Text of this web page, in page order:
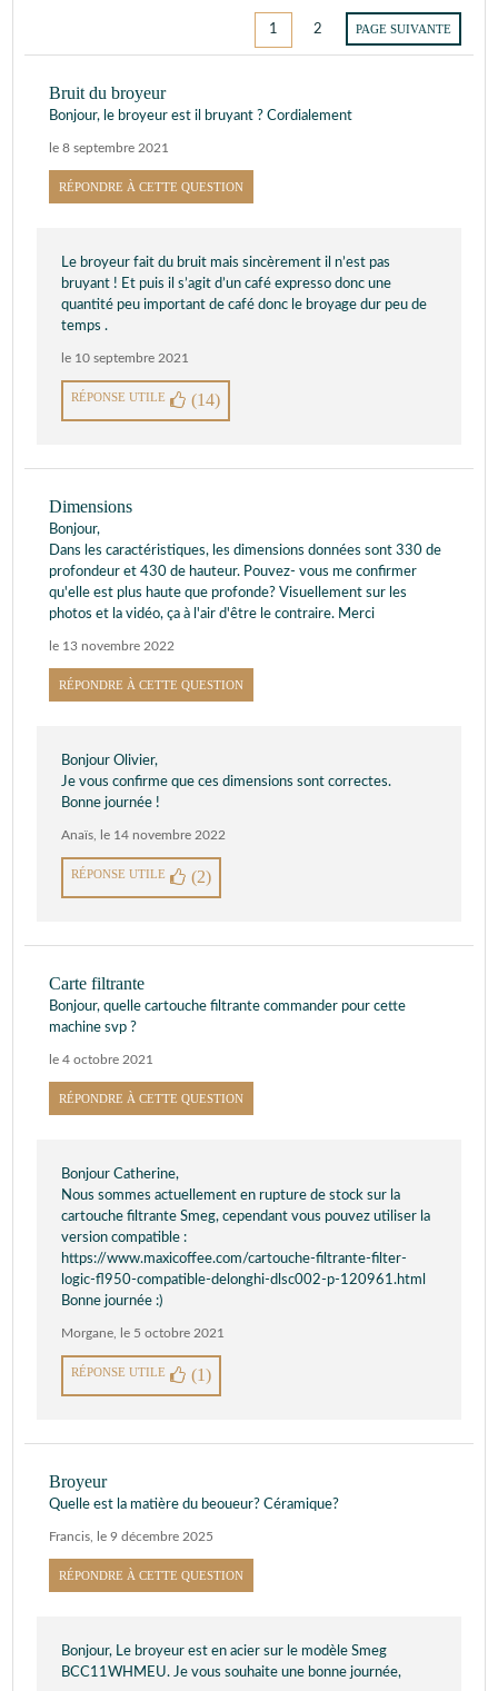
1 2 PAGE SUIVANTE
Bruit du broyeur
Bonjour, le broyeur est il bruyant ? Cordialement
le 8 septembre 2021
RÉPONDRE À CETTE QUESTION
Le broyeur fait du bruit mais sincèrement il n’est pas
bruyant ! Et puis il s’agit d’un café expresso donc une
quantité peu important de café donc le broyage dur peu de
temps .
le 10 septembre 2021
RÉPONSE UTILE (14)
Dimensions
Bonjour,
Dans les caractéristiques, les dimensions données sont 330 de
profondeur et 430 de hauteur. Pouvez- vous me confirmer
qu'elle est plus haute que profonde? Visuellement sur les
photos et la vidéo, ça à l'air d'être le contraire. Merci
le 13 novembre 2022
RÉPONDRE À CETTE QUESTION
Bonjour Olivier,
Je vous confirme que ces dimensions sont correctes.
Bonne journée !
Anaïs le 14 novembre 2022
RÉPONSE UTILE (2)
Carte filtrante
Bonjour, quelle cartouche filtrante commander pour cette
machine svp ?
le 4 octobre 2021
RÉPONDRE À CETTE QUESTION
Bonjour Catherine,
Nous sommes actuellement en rupture de stock sur la
cartouche filtrante Smeg, cependant vous pouvez utiliser la
version compatible :
https://www.maxicoffee.com/cartouche-filtrante-filter-
logic-fl950-compatible-delonghi-dlsc002-p-120961.html
Bonne journée :)
Morgane le 5 octobre 2021
RÉPONSE UTILE (1)
Broyeur
Quelle est la matière du beoueur? Céramique?
Francis le 9 décembre 2025
RÉPONDRE À CETTE QUESTION
Bonjour, Le broyeur est en acier sur le modèle Smeg
BCC11WHMEU. Je vous souhaite une bonne journée,